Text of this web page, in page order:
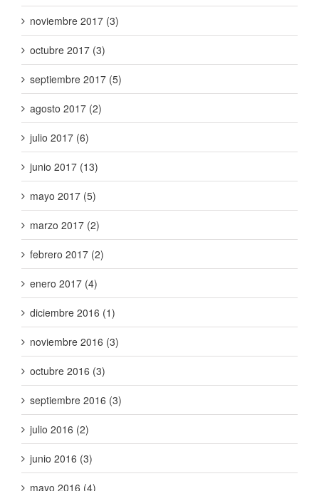
noviembre 2017 (3)
octubre 2017 (3)
septiembre 2017 (5)
agosto 2017 (2)
julio 2017 (6)
junio 2017 (13)
mayo 2017 (5)
marzo 2017 (2)
febrero 2017 (2)
enero 2017 (4)
diciembre 2016 (1)
noviembre 2016 (3)
octubre 2016 (3)
septiembre 2016 (3)
julio 2016 (2)
junio 2016 (3)
mayo 2016 (4)